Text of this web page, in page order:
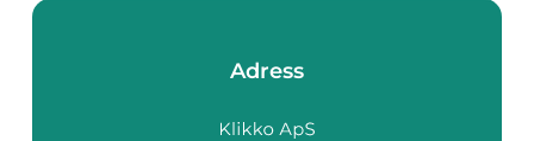
Adress